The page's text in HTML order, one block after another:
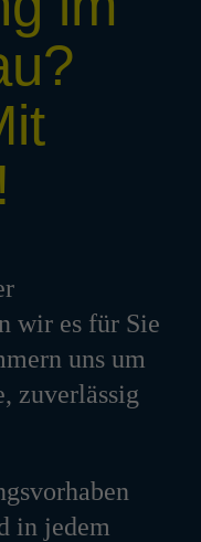
wir es für Sie
uns um
zuverlässig
in jedem